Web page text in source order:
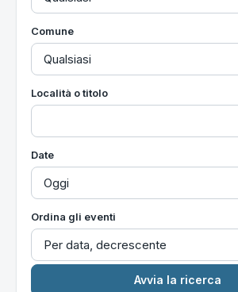
Comune
Località o titolo
Date
Ordina gli eventi